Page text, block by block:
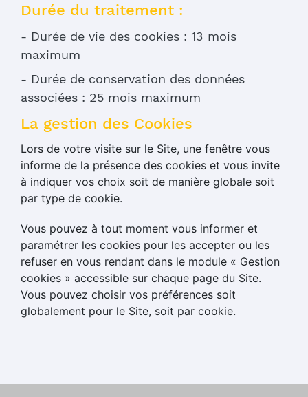
Durée du traitement :
- Durée de vie des cookies : 13 mois
maximum
- Durée de conservation des données
associées : 25 mois maximum
La gestion des Cookies
Lors de votre visite sur le Site, une fenêtre vous
informe de la présence des cookies et vous invite
à indiquer vos choix soit de manière globale soit
par type de cookie.
Vous pouvez à tout moment vous informer et
paramétrer les cookies pour les accepter ou les
refuser en vous rendant dans le module « Gestion
cookies » accessible sur chaque page du Site.
Vous pouvez choisir vos préférences soit
globalement pour le Site, soit par cookie.